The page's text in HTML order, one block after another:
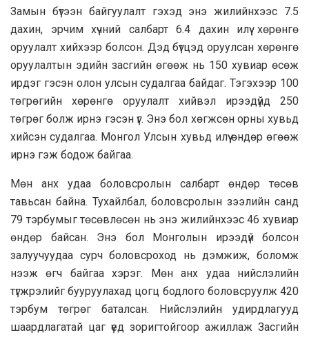
Замын бүтээн байгуулалт гэхэд энэ жилийнхээс 7.5
дахин, эрчим хүчний салбарт 6.4 дахин илүү хөрөнгө
оруулалт хийхээр болсон. Дэд бүтцэд оруулсан хөрөнгө
оруулалтын эдийн засгийн өгөөж нь 150 хувиар өсөж
ирдэг гэсэн олон улсын судалгаа байдаг. Тэгэхээр 100
төгрөгийн хөрөнгө оруулалт хийвэл ирээдүйд 250
төгрөг болж ирнэ гэсэн үг. Энэ бол хөгжсөн орны хувьд
хийсэн судалгаа. Монгол Улсын хувьд илүү өндөр өгөөж
ирнэ гэж бодож байгаа.
Мөн анх удаа боловсролын салбарт өндөр төсөв
тавьсан байна. Тухайлбал, боловсролын зээлийн санд
79 тэрбумыг төсөвлөсөн нь энэ жилийнхээс 46 хувиар
өндөр байсан. Энэ бол Монголын ирээдүй болсон
залуучуудаа сурч боловсроход нь дэмжиж, боломж
нээж өгч байгаа хэрэг. Мөн анх удаа нийслэлийн
түгжрэлийг бууруулахад цогц бодлого боловсруулж 420
тэрбум төгрөг баталсан. Нийслэлийн удирдлагууд
шаардлагатай цаг үед зоригтойгоор ажиллаж Засгийн